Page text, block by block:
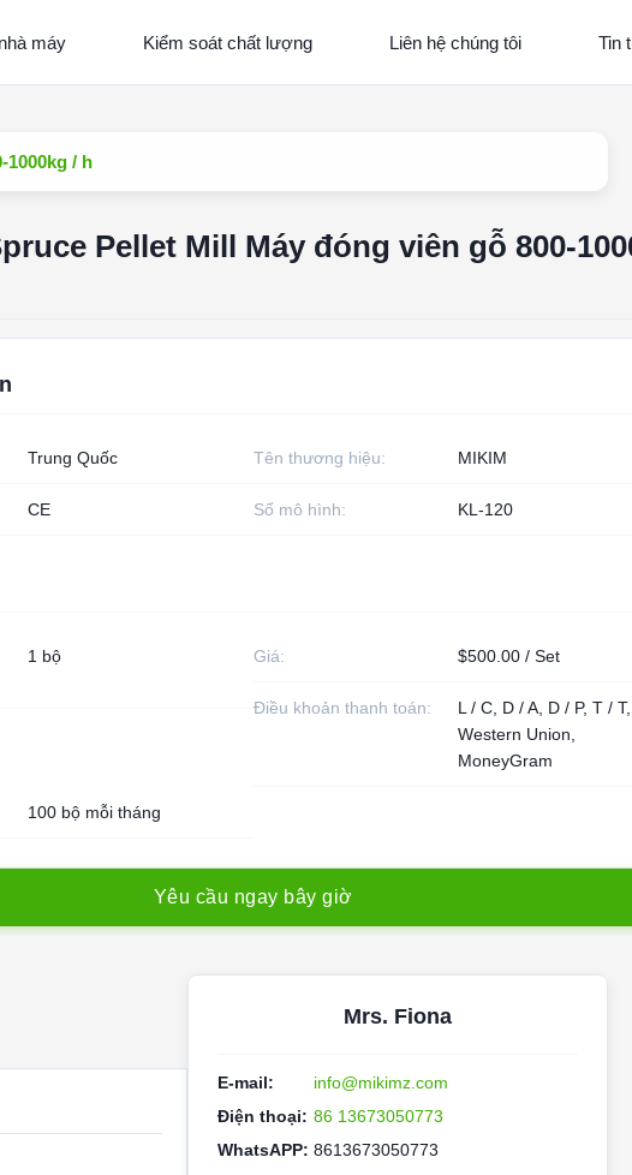
máy Kiểm soát chất lượng Liên hệ chúng tôi Tin
1000kg / h
Pellet Mill Máy đóng viên gỗ 800-
Trung Quốc Tên thương hiệu: MIKIM
CE Số mô hình: KL-120
1 bộ Giá: $500.00 / Set
Điều khoản thanh toán:
L / C, D / A, D / P, T / T,
Western Union,
MoneyGram
100 bộ mỗi tháng
Yêu cầu ngay bây giờ
Mrs. Fiona
E-mail:
info@mikimz.com
Điện thoại: 86 13673050773
WhatsAPP: 8613673050773